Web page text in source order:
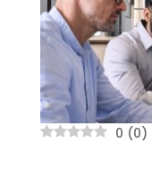
0 (0)